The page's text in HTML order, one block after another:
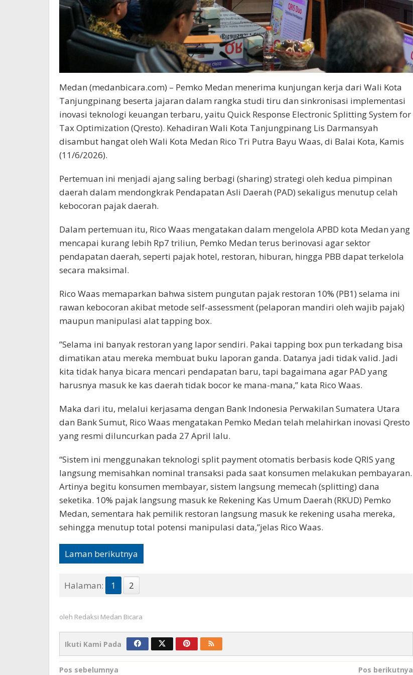
Medan (medanbicara.com) – Pemko Medan menerima kunjungan kerja dari Wali Kota
Tanjungpinang beserta jajaran dalam rangka studi tiru dan sinkronisasi implementasi
inovasi teknologi keuangan terbaru, yaitu Quick Response Electronic Splitting System for
Tax Optimization (Qresto). Kehadiran Wali Kota Tanjungpinang Lis Darmansyah
disambut hangat oleh Wali Kota Medan Rico Tri Putra Bayu Waas, di Balai Kota, Kamis
(11/6/2026).
Pertemuan ini menjadi ajang saling berbagi (sharing) strategi oleh kedua pimpinan
daerah dalam mendongkrak Pendapatan Asli Daerah (PAD) sekaligus menutup celah
kebocoran pajak daerah.
Dalam pertemuan itu, Rico Waas mengatakan dalam mengelola APBD kota Medan yang
mencapai kurang lebih Rp7 triliun, Pemko Medan terus berinovasi agar sektor
pendapatan daerah, seperti pajak hotel, restoran, hiburan, hingga PBB dapat terkelola
secara maksimal.
​Rico Waas memaparkan bahwa sistem pungutan pajak restoran 10% (PB1) selama ini
rawan kebocoran akibat metode self-assessment (pelaporan mandiri oleh wajib pajak)
maupun manipulasi alat tapping box.
​”Selama ini banyak restoran yang lapor sendiri. Pakai tapping box pun terkadang bisa
dimatikan atau mereka membuat buku laporan ganda. Datanya jadi tidak valid. Jadi
kita tidak hanya bicara mencari pendapatan baru, tapi bagaimana agar PAD yang
harusnya masuk ke kas daerah tidak bocor ke mana-mana,” kata Rico Waas.
Maka dari itu, melalui kerjasama dengan Bank Indonesia Perwakilan Sumatera Utara
dan Bank Sumut, Rico Waas mengatakan Pemko Medan telah melahirkan inovasi Qresto
yang resmi diluncurkan pada 27 April lalu.
“Sistem ini menggunakan teknologi split payment otomatis berbasis kode QRIS yang
langsung memisahkan nominal transaksi pada saat konsumen melakukan pembayaran.
Artinya begitu konsumen membayar, sistem langsung memecah (splitting) dana
seketika. 10% pajak langsung masuk ke Rekening Kas Umum Daerah (RKUD) Pemko
Medan, sementara hak pemilik restoran langsung masuk ke rekening usaha mereka,
sehingga menutup total potensi manipulasi data,”jelas Rico Waas.
Laman berikutnya
Halaman: 1 2
oleh Redaksi Medan Bicara
Ikuti Kami Pada
Pos sebelumnya Pos berikutnya